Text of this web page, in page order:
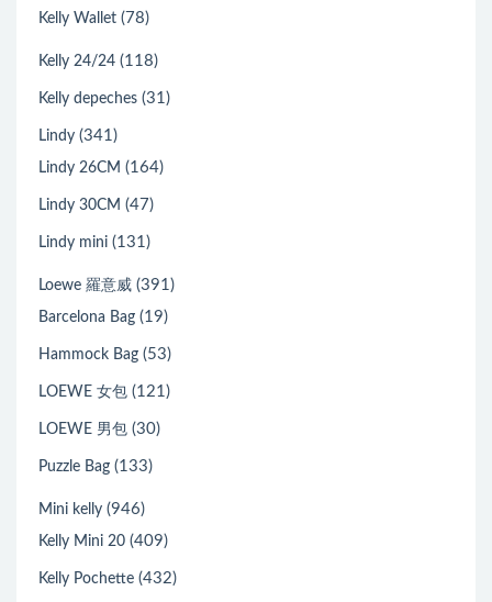
Kelly Wallet (78)
Kelly 24/24 (118)
Kelly depeches (31)
Lindy (341)
Lindy 26CM (164)
Lindy 30CM (47)
Lindy mini (131)
Loewe 羅意威 (391)
Barcelona Bag (19)
Hammock Bag (53)
LOEWE 女包 (121)
LOEWE 男包 (30)
Puzzle Bag (133)
Mini kelly (946)
Kelly Mini 20 (409)
Kelly Pochette (432)